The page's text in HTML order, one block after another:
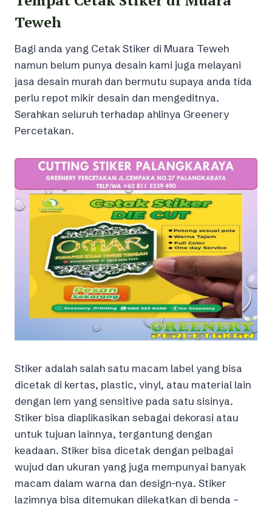
Teweh
Bagi anda yang Cetak Stiker di Muara Teweh
namun belum punya desain kami juga melayani
jasa desain murah dan bermutu supaya anda tida
perlu repot mikir desain dan mengeditnya.
Serahkan seluruh terhadap ahlinya Greenery
Percetakan.
Stiker adalah salah satu macam label yang bisa
dicetak di kertas, plastic, vinyl, atau material lain
dengan lem yang sensitive pada satu sisinya.
Stiker bisa diaplikasikan sebagai dekorasi atau
untuk tujuan lainnya, tergantung dengan
keadaan. Stiker bisa dicetak dengan pelbagai
wujud dan ukuran yang juga mempunyai banyak
macam dalam warna dan design-nya. Stiker
lazimnya bisa ditemukan dilekatkan di benda –